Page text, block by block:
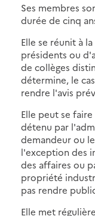
Ses membres
durée de cinq
Elle se réunit à
présidents ou
de collèges
détermine, le
rendre l'avis
Elle peut se
détenu par
demandeur ou
l'exception des
des affaires ou
propriété
pas rendre
Elle met